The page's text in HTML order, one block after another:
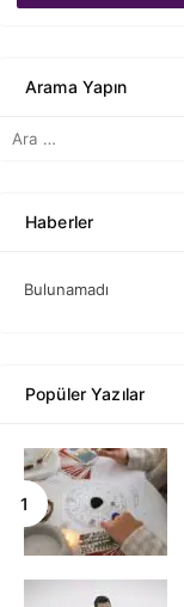
Arama Yapın
Haberler
Bulunamadı
Popüler Yazılar